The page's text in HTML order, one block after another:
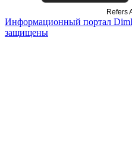
Refers
Информационный портал
защищены